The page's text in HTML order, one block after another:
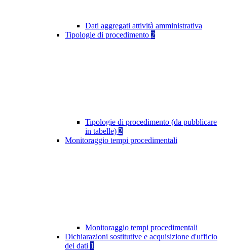
Dati aggregati attività amministrativa
Tipologie di procedimento 2
Tipologie di procedimento (da pubblicare
in tabelle) 2
Monitoraggio tempi procedimentali
Monitoraggio tempi procedimentali
Dichiarazioni sostitutive e acquisizione d'ufficio
dei dati 1